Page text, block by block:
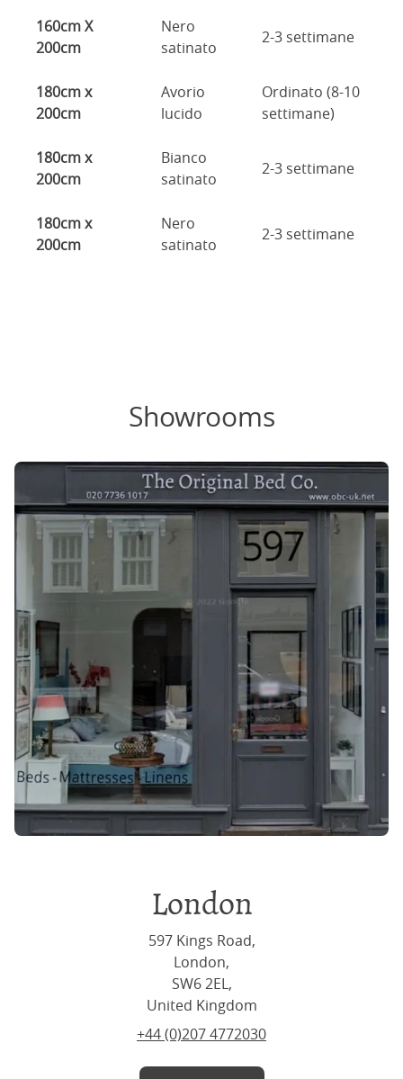
160cm X
200cm
Nero
satinato
2-3 settimane
180cm x
200cm
Avorio
lucido
Ordinato (8-10
settimane)
180cm x
200cm
Bianco
satinato
2-3 settimane
180cm x
200cm
Nero
satinato
2-3 settimane
Showrooms
London
597 Kings Road,
London,
SW6 2EL,
United Kingdom
+44 (0)207 4772030